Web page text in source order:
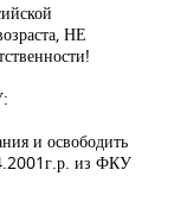
НЕ
и освободить
из ФКУ